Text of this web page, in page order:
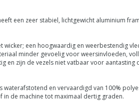
een zeer stabiel, lichtgewicht aluminium
wicker; een hoogwaardig en weerbestendig
minder gevoelig voor weersinvloeden,
en zijn de vezels niet vatbaar voor
waterafstotend en vervaardigd van 100%
in de machine tot maximaal dertig graden.